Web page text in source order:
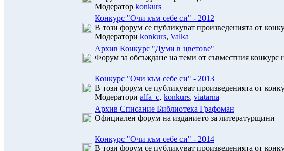
Модератор konkurs
Конкурс "Очи към себе си" - 2012
В този форум се публикуват произведенията от
Модератори konkurs, Valka
Архив Конкурс "Думи в цветове"
Форум за обсъждане на теми от съвместния
Конкурс "Очи към себе си" - 2013
В този форум се публикуват произведенията от
Модератори alfa_c, konkurs, viatarna
Архив Списание Библиотека Графоман
Официален форум на изданието за литературщини
Конкурс "Очи към себе си" - 2014
В този форум се публикуват произведенията от